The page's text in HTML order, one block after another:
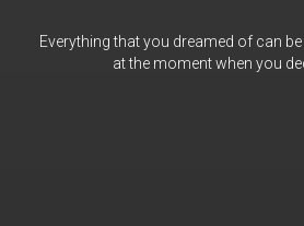
Everything that you dreamed of can
at the moment when you